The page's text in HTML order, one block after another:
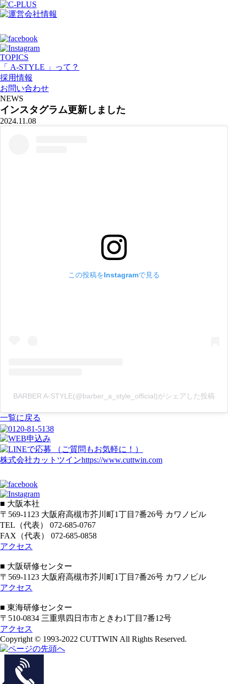
TOPICS
「 A-STYLE 」って？
採用情報
お問い合わせ
NEWS
インスタグラム更新しました
2024.11.08
この投稿をInstagramで見る
BARBER A-STYLE(@barber_a_style_official)がシェアした投稿
一覧に戻る
株式会社カットツインhttps://www.cuttwin.com
■ 大阪本社
〒569-1123 大阪府高槻市芥川町1丁目7番26号 カワノビル
TEL（代表） 072-685-0767
FAX（代表） 072-685-0858
アクセス
■ 大阪研修センター
〒569-1123 大阪府高槻市芥川町1丁目7番26号 カワノビル
アクセス
■ 東海研修センター
〒510-0834 三重県四日市市ときわ1丁目7番12号
アクセス
Copyright © 1993-2022 CUTTWIN All Rights Reserved.